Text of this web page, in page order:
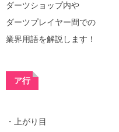
ダーツショップ内や
ダーツプレイヤー間での
業界用語を解説します！
ア行
・上がり目